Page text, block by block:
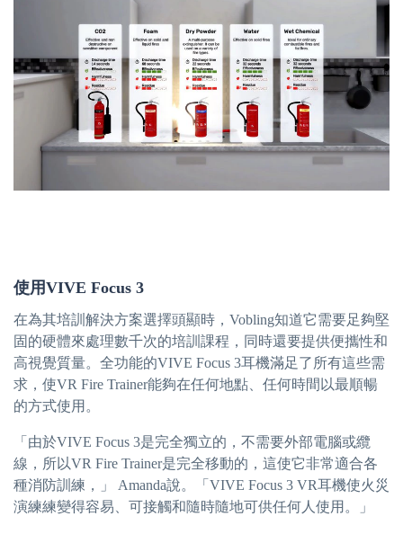
使用VIVE Focus 3
在為其培訓解決方案選擇頭顯時，Vobling知道它需要足夠堅
固的硬體來處理數千次的培訓課程，同時還要提供便攜性和
高視覺質量。全功能的VIVE Focus 3耳機滿足了所有這些需
求，使VR Fire Trainer能夠在任何地點、任何時間以最順暢
的方式使用。
「由於VIVE Focus 3是完全獨立的，不需要外部電腦或纜
線，所以VR Fire Trainer是完全移動的，這使它非常適合各
種消防訓練，」 Amanda說。「VIVE Focus 3 VR耳機使火災
演練練變得容易、可接觸和隨時隨地可供任何人使用。」